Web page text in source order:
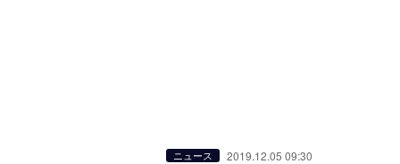
ニュース 2019.12.05 09:30